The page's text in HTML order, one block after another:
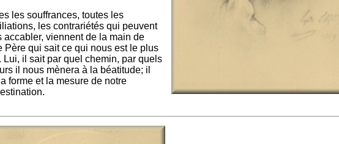
les souffrances, toutes les
les contrariétés qui peuvent
accabler, viennent de la main de
Père qui sait ce qui nous est le plus
Lui, il sait par quel chemin, par quels
il nous mènera à la béatitude; il
forme et la mesure de notre